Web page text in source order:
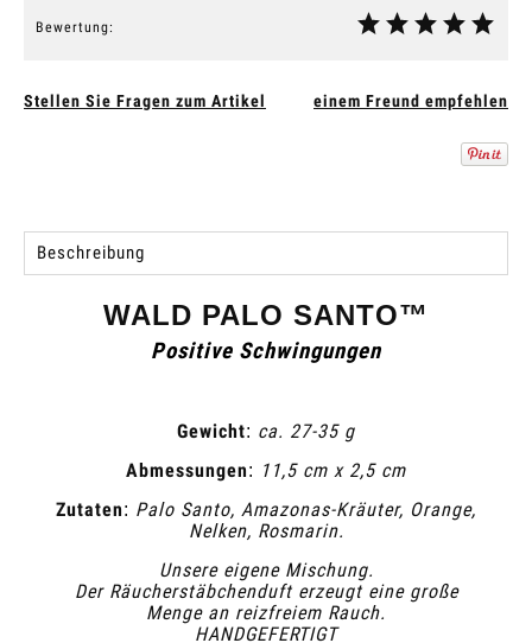
Bewertung:
Stellen Sie Fragen zum Artikel einem Freund empfehlen
Beschreibung
WALD PALO SANTO™
Positive Schwingungen
Gewicht: ca. 27-35 g
Abmessungen: 11,5 cm x 2,5 cm
Zutaten: Palo Santo, Amazonas-Kräuter, Orange,
Nelken, Rosmarin.
Unsere eigene Mischung.
Der Räucherstäbchenduft erzeugt eine große
Menge an reizfreiem Rauch.
HANDGEFERTIGT